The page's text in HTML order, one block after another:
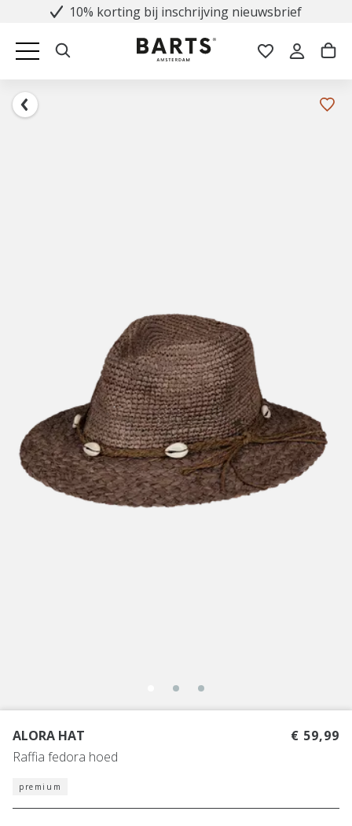
10% korting bij inschrijving nieuwsbrief
ALORA HAT
Raffia fedora hoed
€ 59,99
premium